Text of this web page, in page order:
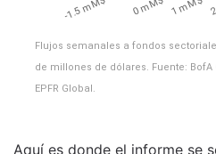
Flujos semanales a fondos
de millones de dólares. Fuente: BofA
EPFR Global.
Aquí es donde el informe se